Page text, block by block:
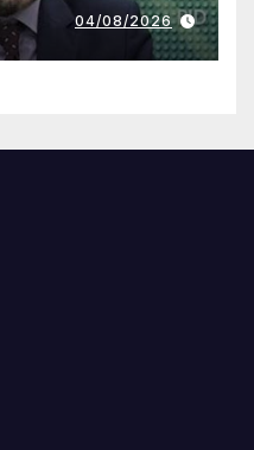
04/08/2026